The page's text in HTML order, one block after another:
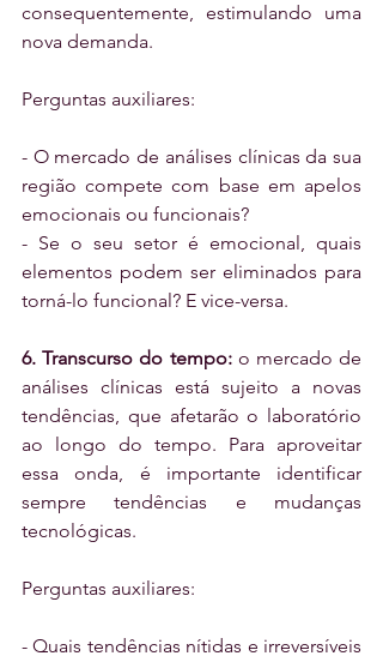
consequentemente, estimulando uma
nova demanda.
Perguntas auxiliares:
- O mercado de análises clínicas da sua
região compete com base em apelos
emocionais ou funcionais?
- Se o seu setor é emocional, quais
elementos podem ser eliminados para
torná-lo funcional? E vice-versa.
6. Transcurso do tempo: o mercado de
análises clínicas está sujeito a novas
tendências, que afetarão o laboratório
ao longo do tempo. Para aproveitar
essa onda, é importante identificar
sempre tendências e mudanças
tecnológicas.
Perguntas auxiliares:
- Quais tendências nítidas e irreversíveis